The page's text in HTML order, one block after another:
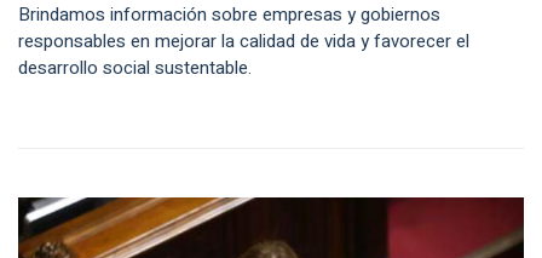
Brindamos información sobre empresas y gobiernos
responsables en mejorar la calidad de vida y favorecer el
desarrollo social sustentable.